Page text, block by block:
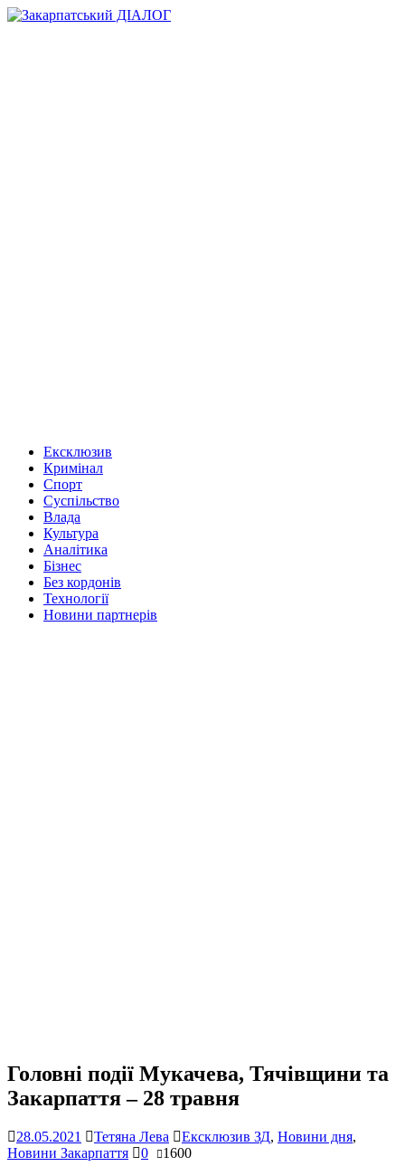
Ексклюзив
Кримінал
Спорт
Суспільство
Влада
Культура
Аналітика
Бізнес
Без кордонів
Технології
Новини партнерів
Головні події Мукачева, Тячівщини та
Закарпаття – 28 травня
28.05.2021 Тетяна Лева Ексклюзив ЗД, Новини дня,
Новини Закарпаття
0 1600